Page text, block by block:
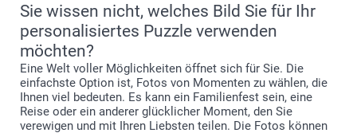
Sie wissen nicht, welches Bild Sie für Ihr
personalisiertes Puzzle verwenden
möchten?
Eine Welt voller Möglichkeiten öffnet sich für Sie. Die
einfachste Option ist, Fotos von Momenten zu wählen, die
Ihnen viel bedeuten. Es kann ein Familienfest sein, eine
Reise oder ein anderer glücklicher Moment, den Sie
verewigen und mit Ihren Liebsten teilen. Die Fotos können